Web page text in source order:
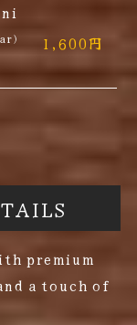
1,600円
premium
a touch of